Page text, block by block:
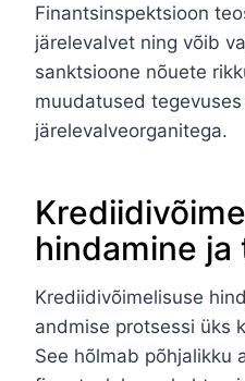
Finantsinspektsioon
järelevalvet ning võib
sanktsioone nõuete
muudatused
järelevalveorganitega.
hindamine ja
Krediidivõimelisuse
andmise protsessi üks
See hõlmab põhjalikku